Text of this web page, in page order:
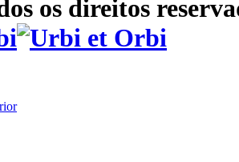
os direitos